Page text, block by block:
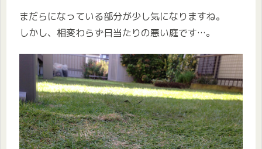
まだらになっている部分が少し気になりますね。
しかし、相変わらず日当たりの悪い庭です…。